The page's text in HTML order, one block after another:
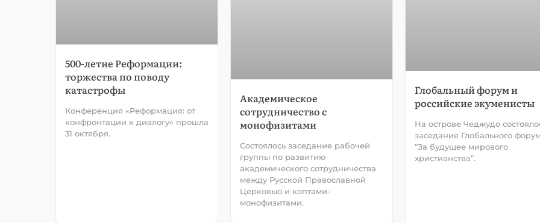
500-летие Реформации:
торжества по поводу
катастрофы
Конференция «Реформация: от
конфронтации к диалогу» прошла
31 октября.
Академическое
сотрудничество с
монофизитами
Состоялось заседание рабочей
группы по развитию
академического сотрудничества
между Русской Православной
Церковью и коптами-
монофизитами.
Глобальный форум и
российские экуменисты
На острове Чеджудо
заседание Глобального
“За будущее мирового
христианства”.